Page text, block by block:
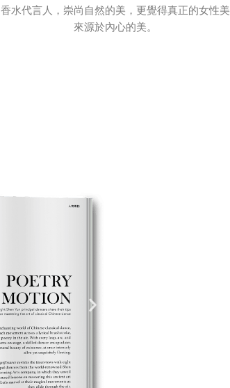
香水代言人，崇尚自然的美，更覺得真正的女性美
來源於內心的美。